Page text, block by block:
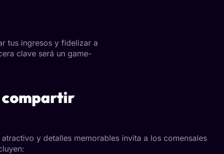
tus ingresos y fidelizar a
clave será un game-
compartir
y detalles memorables invita a los comensales